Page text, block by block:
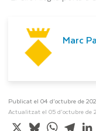
Marc
Publicat el 04 d’octubre de
Actualitzat el 05 d’octubre de
X Bluesky